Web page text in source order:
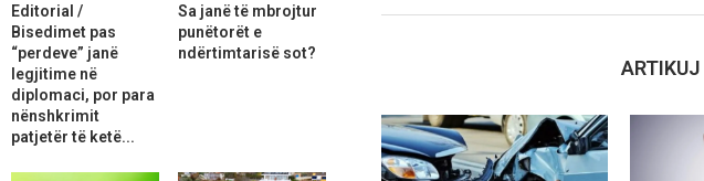
ARTIKUJ
Editorial /
Bisedimet pas
“perdeve” janë
legjitime në
diplomaci, por para
nënshkrimit
patjetër të ketë...
Sa janë të mbrojtur
punëtorët e
ndërtimtarisë sot?